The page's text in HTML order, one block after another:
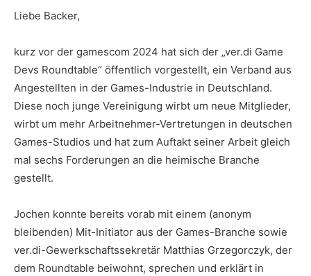
Liebe Backer,
kurz vor der gamescom 2024 hat sich der „ver.di Game
Devs Roundtable“ öffentlich vorgestellt, ein Verband aus
Angestellten in der Games-Industrie in Deutschland.
Diese noch junge Vereinigung wirbt um neue Mitglieder,
wirbt um mehr Arbeitnehmer-Vertretungen in deutschen
Games-Studios und hat zum Auftakt seiner Arbeit gleich
mal sechs Forderungen an die heimische Branche
gestellt.
Jochen konnte bereits vorab mit einem (anonym
bleibenden) Mit-Initiator aus der Games-Branche sowie
ver.di-Gewerkschaftssekretär Matthias Grzegorczyk, der
dem Roundtable beiwohnt, sprechen und erklärt in